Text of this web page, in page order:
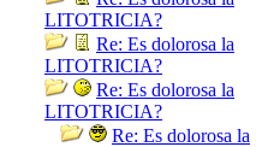
LITOTRICIA?
Re: Es dolorosa la
LITOTRICIA?
Re: Es dolorosa la
LITOTRICIA?
Re: Es dolorosa la